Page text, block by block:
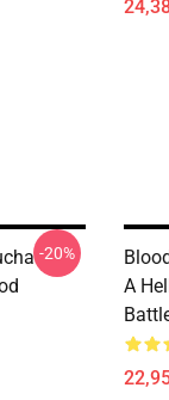
-20%
A